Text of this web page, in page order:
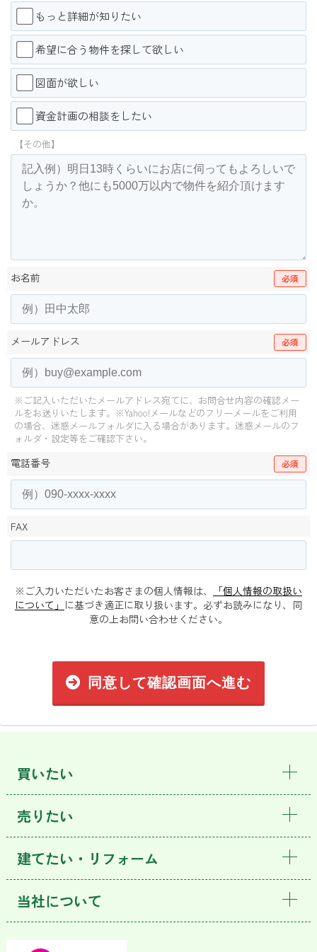
もっと詳細が知りたい
希望に合う物件を探して欲しい
図面が欲しい
資金計画の相談をしたい
【その他】
お名前 必須
メールアドレス 必須
※ご記入いただいたメールアドレス宛てに、お問合せ内容の確認メー
ルをお送りいたします。 ※Yahoo!メールなどのフリーメールをご利用
の場合、迷惑メールフォルダに入る場合があります。 迷惑メールのフ
ォルダ・設定等をご確認下さい。
電話番号 必須
FAX
※ご入力いただいたお客さまの個人情報は、
「個人情報の取扱い
について」 に基づき適正に取り扱います。必ずお読みになり、同
意の上お問い合わせください。
同意して確認画面へ進む
買いたい
売りたい
建てたい・リフォーム
当社について